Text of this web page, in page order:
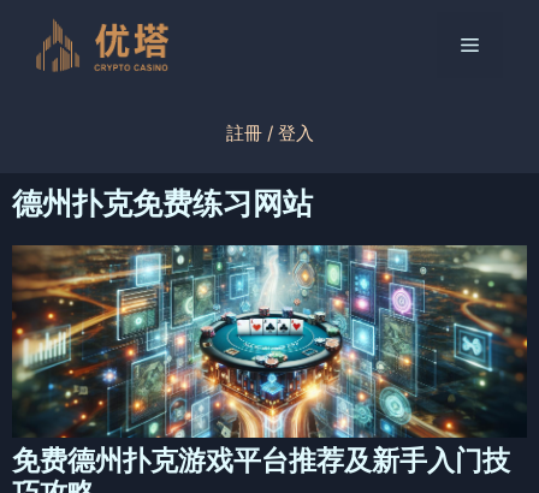
菜
註冊 / 登入
德州扑克免费练习网站
免费德州扑克游戏平台推荐及新手入门技